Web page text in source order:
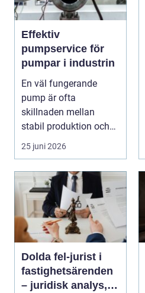
Effektiv
pumpservice för
pumpar i industrin
En väl fungerande
pump är ofta
skillnaden mellan
stabil produktion och
kostsamma driftstop...
25 juni 2026
Dolda fel-jurist i
fastighetsärenden
– juridisk analys,